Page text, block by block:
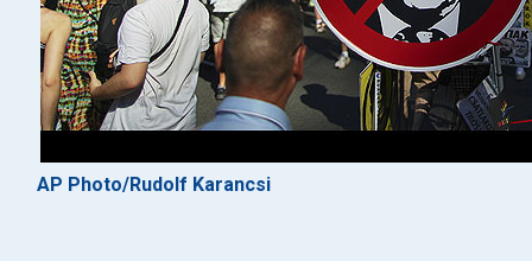
AP Photo/Rudolf Karancsi